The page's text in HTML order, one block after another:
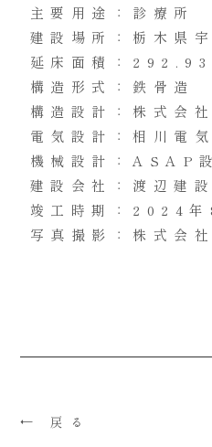
主要用途：診療所
建設場所：栃木県
延床面積：292.93
構造形式：鉄骨
構造設計：株式会
電気設計：相川電
機械設計：ASAP
建設会社：渡辺建
竣工時期：2024年
写真撮影：株式会
← 戻る